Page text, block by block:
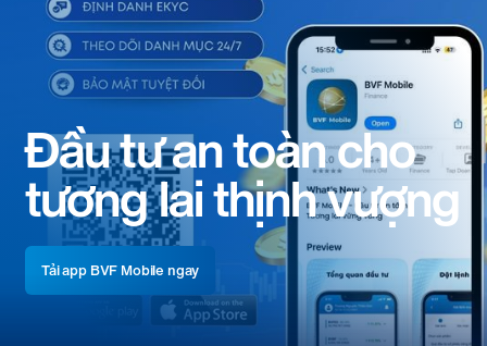
Niềm tin vững chắc,
cam kết vững bền
Xem thêm chi tiết